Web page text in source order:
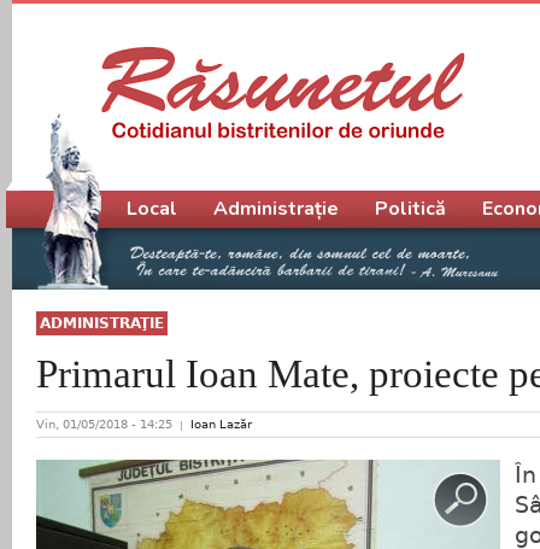
ADMINISTRAŢIE
Primarul Ioan Mate, proiecte
Vin, 01/05/2018 - 14:25 Ioan Lazăr
Meniu principal
Local Administrație Politică